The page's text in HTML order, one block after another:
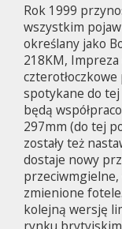
Rok 1999
wszystkim
określany jako
218KM,
spotykane do
będą
297mm (do tej
zostały też
dostaje nowy
przeciwmgielne,
zmienione
kolejną wersję